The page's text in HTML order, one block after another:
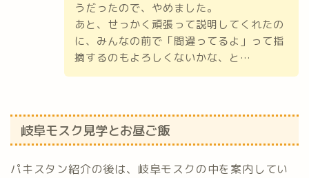
うだったので、やめました。
あと、せっかく頑張って説明してくれたの
に、みんなの前で「間違ってるよ」って指
摘するのもよろしくないかな、と…
岐阜モスク見学とお昼ご飯
パキスタン紹介の後は、岐阜モスクの中を案内してい